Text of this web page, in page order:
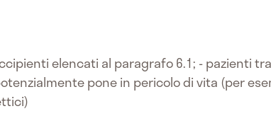
elencati al paragrafo 6.1; - pazienti
pone in pericolo di vita (per